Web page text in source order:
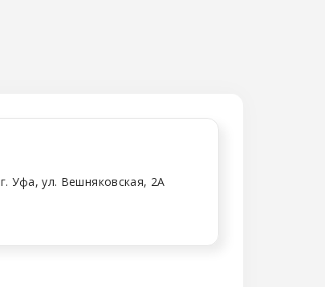
г. Уфа, ул. Вешняковская, 2А